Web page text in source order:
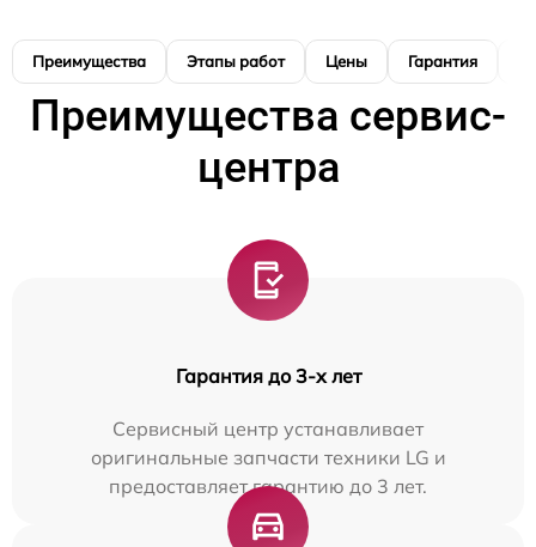
Преимущества Этапы работ Цены Гарантия
Преимущества сервис-
центра
Гарантия до 3-х лет
Сервисный центр устанавливает
оригинальные запчасти техники LG и
предоставляет гарантию до 3 лет.